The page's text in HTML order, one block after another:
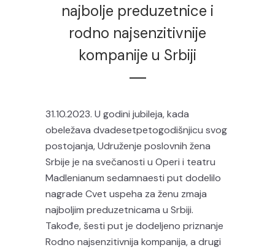
najbolje preduzetnice i
rodno najsenzitivnije
kompanije u Srbiji
31.10.2023. U godini jubileja, kada
obeležava dvadesetpetogodišnjicu svog
postojanja, Udruženje poslovnih žena
Srbije je na svečanosti u Operi i teatru
Madlenianum sedamnaesti put dodelilo
nagrade Cvet uspeha za ženu zmaja
najboljim preduzetnicama u Srbiji.
Takođe, šesti put je dodeljeno priznanje
Rodno najsenzitivnija kompanija, a drugi